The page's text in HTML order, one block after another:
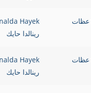
Hayek
رينالدا حايك
Hayek
رينالدا حايك